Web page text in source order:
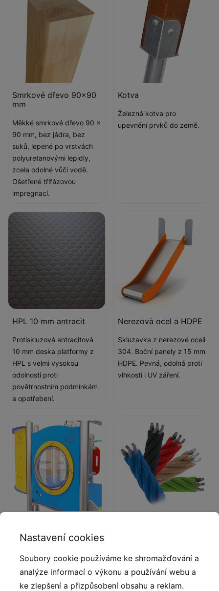
Smrkové dřevo 90x90
mm
Měkké smrkové dřevo 90 x
90 mm, bez jádra, bez
suků, lepené po vrstvách
polyuretanovými lepidly,
zcela odolné vůči vodě.
Ošetřené třífázovou
impregnací.
Kotva
Železná kotva pro
upevnění prvků do země.
HPL 10 mm antracit
Protiskluzová antracitová
10 mm deska platformy z
HPL s velmi vysokou
odolností proti
povětrnostním podmínkám
a opotřebení.
Nerezová ocel a HDPE
Skluzavka z nerezové oceli
304. Boční panely z 15 mm
HDPE. Pevná, odolná proti
vlhkosti i UV záření.
o průměru 400 mm.
Materiál: tepelně tvarovaný
polykarbonát o tloušťce 5
Polypropylenová lana s
a průměrem 16 mm.
Nastavení cookies
Soubory cookie používáme ke shromažďování a
analýze informací o výkonu a používání webu a
ke zlepšení a přizpůsobení obsahu a reklam.